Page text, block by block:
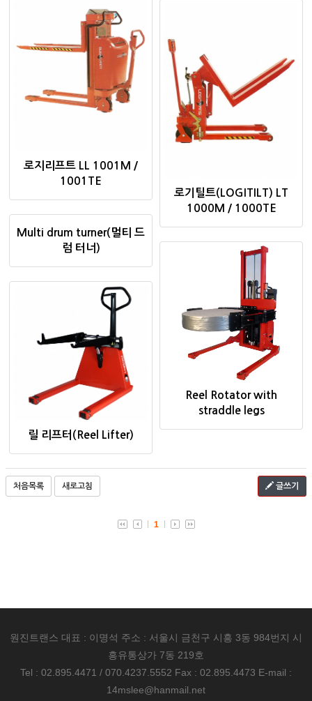
로지리프트 LL 1001M /
1001TE
로기틸트(LOGITILT) LT
1000M / 1000TE
Multi drum turner(멀티 드
럼 터너)
Reel Rotator with
straddle legs
릴 리프터(Reel Lifter)
처음목록 새로고침 글쓰기
1
원진트랜스 대표 : 이명석 주소 : 서울시 금천구 시흥 3동 984번지 시
흥유통상가 7동 219호
Tel : 02.895.4471 / 070.4237.5552 Fax : 02.895.4473 E-mail :
14mslee@hanmail.net